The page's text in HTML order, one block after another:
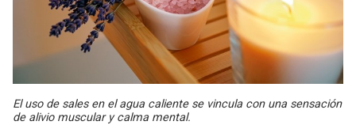
El uso de sales en el agua caliente se vincula con una sensación
de alivio muscular y calma mental.